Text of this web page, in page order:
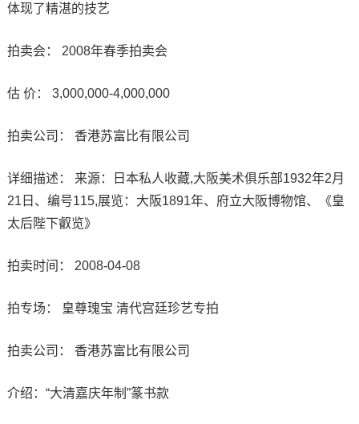
体现了精湛的技艺
拍卖会： 2008年春季拍卖会
估 价： 3,000,000-4,000,000
拍卖公司： 香港苏富比有限公司
详细描述： 来源：日本私人收藏,大阪美术俱乐部1932年2月
21日、编号115,展览：大阪1891年、府立大阪博物馆、《皇
太后陛下叡览》
拍卖时间： 2008-04-08
拍专场： 皇尊瑰宝 清代宫廷珍艺专拍
拍卖公司： 香港苏富比有限公司
介绍：“大清嘉庆年制”篆书款